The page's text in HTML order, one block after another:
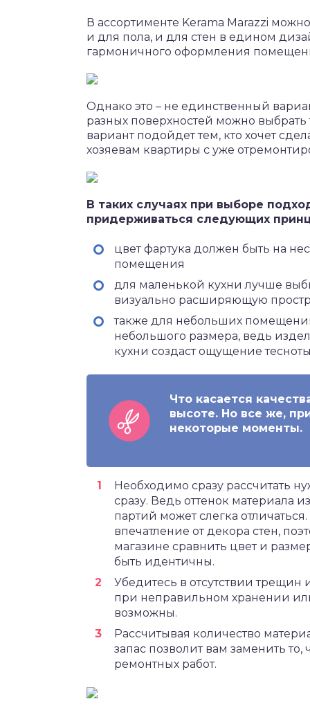
В ассортименте Kerama Marazzi
и для пола, и для стен в едином
гармоничного оформления
Однако это – не единственный
разных поверхностей можно
вариант подойдет тем, кто хочет
хозяевам квартиры с уже
В таких случаях при выборе
придерживаться следующих
цвет фартука должен быть на
помещения
для маленькой кухни лучше
визуально расширяющую
также для небольших
небольшого размера, ведь
кухни создаст ощущение
Что касается
высоте. Но все же,
некоторые моменты.
Необходимо сразу рассчитать
сразу. Ведь оттенок материала
партий может слегка
впечатление от декора стен,
магазине сравнить цвет и
быть идентичны.
Убедитесь в отсутствии
при неправильном хранении
возможны.
Рассчитывая количество
запас позволит вам заменить
ремонтных работ.